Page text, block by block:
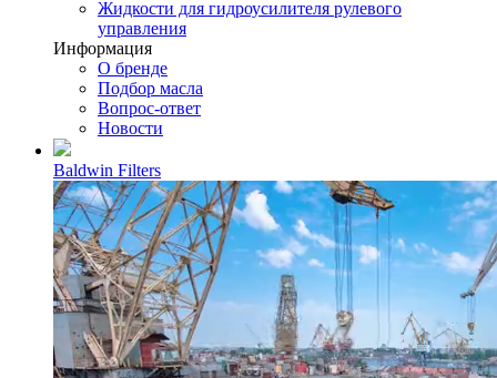
Жидкости для гидроусилителя рулевого
управления
Информация
О бренде
Подбор масла
Вопрос-ответ
Новости
Baldwin Filters